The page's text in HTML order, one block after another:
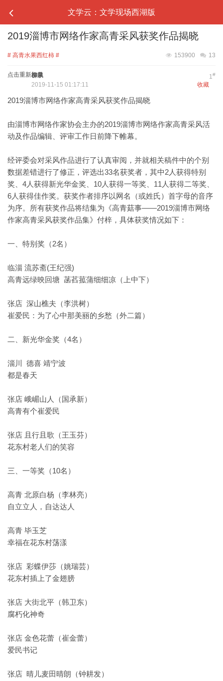
文学云：文学现场西湖版
2019淄博市网络作家高青采风获奖作品揭晓
# 高青水果西红柿 # 13
153900
点击重新加载 1#
柳泉
收藏
2019-11-15 01:17:11
2019淄博市网络作家高青采风获奖作品揭晓
由淄博市网络作家协会主办的2019淄博市网络作家高青采风活
动及作品编辑、评审工作日前降下帷幕。
经评委会对采风作品进行了认真审阅，并就相关稿件中的个别
数据差错进行了修正，评选出33名获奖者，其中2人获得特别
奖、4人获得新光华金奖、10人获得一等奖、11人获得二等奖、
6人获得佳作奖。获奖作者排序以网名（或姓氏）首字母的音序
为序。所有获奖作品将结集为《高青菇事——2019淄博市网络
作家高青采风获奖作品集》付梓，具体获奖情况如下：
一、特别奖（2名）
临淄 流苏斋(王纪强)
高青远绿映回塘 菡萏菰蒲细细凉（上中下）
张店 深山樵夫（李洪树）
崔爱民：为了心中那美丽的乡愁（外二篇）
二、新光华金奖（4名）
淄川 德喜 靖宁波
都是春天
张店 峨嵋山人（国承新）
高青有个崔爱民
张店 且行且歌（王玉芬）
花东村老人们的笑容
三、一等奖（10名）
高青 北原白杨（李林亮）
自立立人，自达达人
高青 毕玉芝
幸福在花东村荡漾
张店 彩蝶伊莎（姚瑞芸）
花东村插上了金翅膀
张店 大街北平（韩卫东）
腐朽化神奇
张店 金色花蕾（崔金蕾）
爱民书记
张店 晴儿麦田晴朗（钟耕发）